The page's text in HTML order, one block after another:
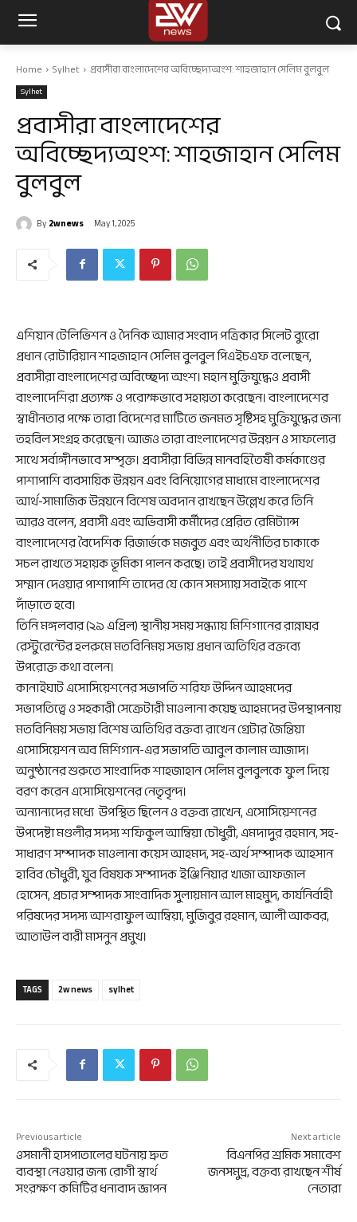
Home Sylhet প্রবাসীরা বাংলাদেশের অবিচ্ছেদ্যঅংশ: শাহজাহান সেলিম বুলবুল
Sylhet
প্রবাসীরা বাংলাদেশের
অবিচ্ছেদ্যঅংশ: শাহজাহান সেলিম
বুলবুল
By2wnews May 1, 2025
এশিয়ান টেলিভিশন ও দৈনিক আমার সংবাদ পত্রিকার সিলেট ব্যুরো
প্রধান রোটারিয়ান শাহজাহান সেলিম বুলবুল পিএইচএফ বলেছেন,
প্রবাসীরা বাংলাদেশের অবিচ্ছেদ্য অংশ। মহান মুক্তিযুদ্ধেও প্রবাসী
বাংলাদেশিরা প্রত্যক্ষ ও পরোক্ষভাবে সহায়তা করেছেন। বাংলাদেশের
স্বাধীনতার পক্ষে তারা বিদেশের মাটিতে জনমত সৃষ্টিসহ মুক্তিযুদ্ধের জন্য
তহবিল সংগ্রহ করেছেন। আজও তারা বাংলাদেশের উন্নয়ন ও সাফল্যের
সাথে সর্বাঙ্গীনভাবে সম্পৃক্ত। প্রবাসীরা বিভিন্ন মানবহিতৈষী কর্মকাণ্ডের
পাশাপাশি ব্যবসায়িক উন্নয়ন এবং বিনিয়োগের মাধ্যমে বাংলাদেশের
আর্থ-সামাজিক উন্নয়নে বিশেষ অবদান রাখছেন উল্লেখ করে তিনি
আরও বলেন, প্রবাসী এবং অভিবাসী কর্মীদের প্রেরিত রেমিট্যান্স
বাংলাদেশের বৈদেশিক রিজার্ভকে মজবুত এবং অর্থনীতির চাকাকে
সচল রাখতে সহায়ক ভূমিকা পালন করছে। তাই প্রবাসীদের যথাযথ
সম্মান দেওয়ার পাশাপাশি তাদের যে কোন সমস্যায় সবাইকে পাশে
দাঁড়াতে হবে।
তিনি মঙ্গলবার (২৯ এপ্রিল) স্থানীয় সময় সন্ধ্যায় মিশিগানের রান্নাঘর
রেস্টুরেন্টের হলরুমে মতবিনিময় সভায় প্রধান অতিথির বক্তব্যে
উপরোক্ত কথা বলেন।
কানাইঘাট এসোসিয়েশনের সভাপতি শরিফ উদ্দিন আহমদের
সভাপতিত্বে ও সহকারী সেক্রেটারী মাওলানা কয়েছ আহমদের উপস্থাপনায়
মতবিনিময় সভায় বিশেষ অতিথির বক্তব্য রাখেন গ্রেটার জৈন্তিয়া
এসোসিয়েশন অব মিশিগান-এর সভাপতি আবুল কালাম আজাদ।
অনুষ্ঠানের শুরুতে সাংবাদিক শাহজাহান সেলিম বুলবুলকে ফুল দিয়ে
বরণ করেন এসোসিয়েশনের নেতৃবৃন্দ।
অন্যান্যদের মধ্যে উপস্থিত ছিলেন ও বক্তব্য রাখেন, এসোসিয়েশনের
উপদেষ্টা মণ্ডলীর সদস্য শফিকুল আম্বিয়া চৌধুরী, এমদাদুর রহমান, সহ-
সাধারণ সম্পাদক মাওলানা কয়েস আহমদ, সহ-অর্থ সম্পাদক আহসান
হাবিব চৌধুরী, যুব বিষয়ক সম্পাদক ইঞ্জিনিয়ার খাজা আফজাল
হোসেন, প্রচার সম্পাদক সাংবাদিক সুলায়মান আল মাহমুদ, কার্যনির্বাহী
পরিষদের সদস্য আশরাফুল আম্বিয়া, মুজিবুর রহমান, আলী আকবর,
আতাউল বারী মাসনুন প্রমুখ।
TAGS 2w news sylhet
Previous article
ওসমানী হাসপাতালের ঘটনায় দ্রুত
ব্যবস্থা নেওয়ার জন্য রোগী স্বার্থ
সংরক্ষণ কমিটির ধন্যবাদ জ্ঞাপন
Next article
বিএনপির শ্রমিক সমাবেশ
জনসমুদ্র, বক্তব্য রাখছেন শীর্ষ
নেতারা